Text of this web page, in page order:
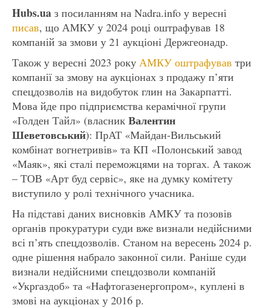
Hubs.ua з посиланням на Nadra.info у вересні
писав, що АМКУ у 2024 році оштрафував 18
компаній за змови у 21 аукціоні Держгеонадр.
Також у вересні 2023 року АМКУ оштрафував три
компанії за змову на аукціонах з продажу п’яти
спецдозволів на видобуток глин на Закарпатті.
Мова йде про підприємства керамічної групи
«Голден Тайл» (власник Валентин
Шеветовський): ПрАТ «Майдан-Вильський
комбінат вогнетривів» та КП «Полонський завод
«Маяк», які сталі переможцями на торгах. А також
– ТОВ «Арт буд сервіс», яке на думку комітету
виступило у ролі технічного учасника.
На підставі даних висновків АМКУ та позовів
органів прокуратури суди вже визнали недійсними
всі п’ять спецдозволів. Станом на вересень 2024 р.
одне рішення набрало законної сили. Раніше суди
визнали недійсними спецдозволи компаній
«Укргаздоб» та «Нафтогазенергопром», куплені в
змові на аукціонах у 2016 р.